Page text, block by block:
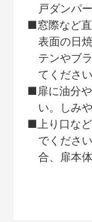
戸ダンパ
■窓際など直
表面の日
テンやブ
てください
■扉に油分
い。しみ
■上り口な
でくださ
合、扉本